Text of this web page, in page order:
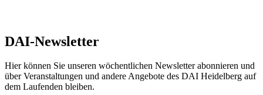
DAI-Newsletter
Hier können Sie unseren wöchentlichen Newsletter abonnieren und
über Veranstaltungen und andere Angebote des DAI Heidelberg auf
dem Laufenden bleiben.